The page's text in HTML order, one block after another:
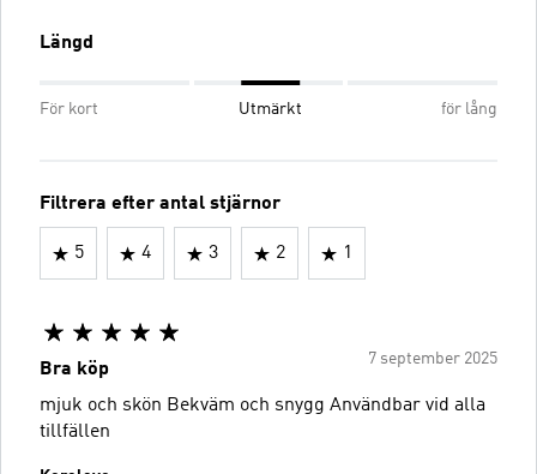
Längd
För kort Utmärkt för lång
Filtrera efter antal stjärnor
5 4 3 2 1
7 september 2025
Bra köp
mjuk och skön Bekväm och snygg Användbar vid alla
tillfällen